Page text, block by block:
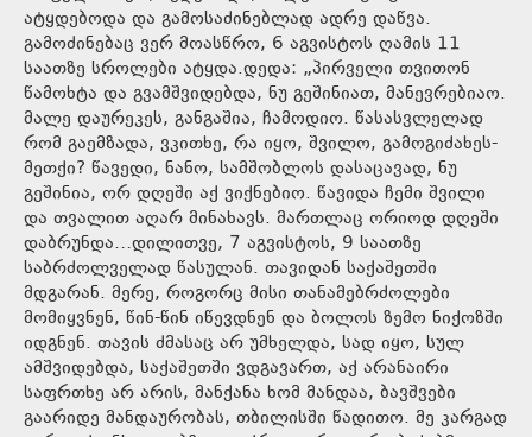
ატყდებოდა და გამოსაძინებლად ადრე დაწვა.
გამოძინებაც ვერ მოასწრო, 6 აგვისტოს ღამის 11
საათზე სროლები ატყდა.დედა: „პირველი თვითონ
წამოხტა და გვამშვიდებდა, ნუ გეშინიათ, მანევრებიაო.
მალე დაურეკეს, განგაშია, ჩამოდიო. წასასვლელად
რომ გაემზადა, ვკითხე, რა იყო, შვილო, გამოგიძახეს-
მეთქი? წავედი, ნანო, სამშობლოს დასაცავად, ნუ
გეშინია, ორ დღეში აქ ვიქნებიო. წავიდა ჩემი შვილი
და თვალით აღარ მინახავს. მართლაც ორიოდ დღეში
დაბრუნდა…დილითვე, 7 აგვისტოს, 9 საათზე
საბრძოლველად წასულან. თავიდან საქაშეთში
მდგარან. მერე, როგორც მისი თანამებრძოლები
მომიყვნენ, წინ-წინ იწევდნენ და ბოლოს ზემო ნიქოზში
იდგნენ. თავის ძმასაც არ უმხელდა, სად იყო, სულ
ამშვიდებდა, საქაშეთში ვდგავართ, აქ არანაირი
საფრთხე არ არის, მანქანა ხომ მანდაა, ბავშვები
გაარიდე მანდაურობას, თბილისში წადითო. მე კარგად